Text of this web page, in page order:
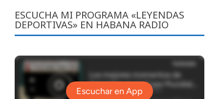
ESCUCHA MI PROGRAMA «LEYENDAS
DEPORTIVAS» EN HABANA RADIO